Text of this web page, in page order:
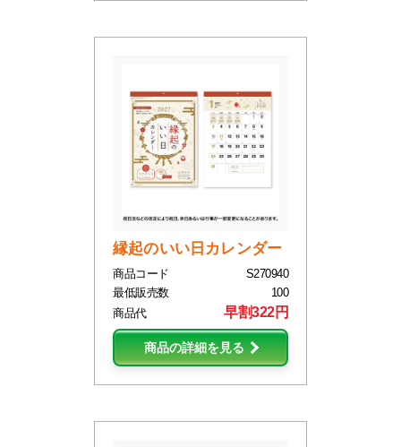
縁起のいい日カレンダー
商品コード
S270940
最低販売数
100
商品代
早割322円
商品の詳細を見る